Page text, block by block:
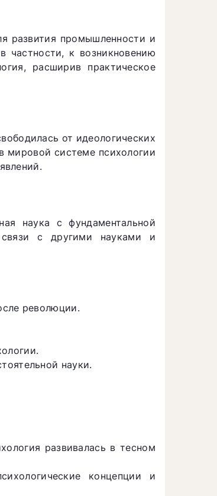
развития промышленности и
частности, к возникновению
расширив практическое
от идеологических
мировой системе психологии
наука с фундаментальной
с другими науками и
революции.
науки.
развивалась в тесном
концепции и